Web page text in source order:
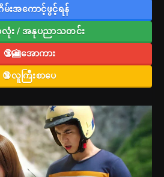
မ်းအကောင့်ဖွင့်ရန်
လုံး / အနုပညာသတင်း
🔞🎦အောကား
🔞လူကြီးစာပေ